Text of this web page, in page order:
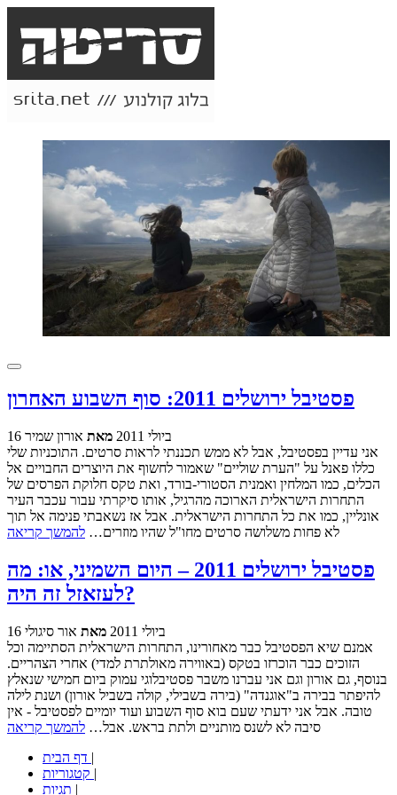
פסטיבל ירושלים 2011: סוף השבוע האחרון
16 ביולי 2011 מאת אורון שמיר
אני עדיין בפסטיבל, אבל לא ממש תכננתי לראות סרטים. התוכניות שלי
כללו פאנל על "הערת שוליים" שאמור לחשוף את היוצרים החבויים אל
הכלים, כמו המלחין ואמנית הסטורי-בורד, ואת טקס חלוקת הפרסים של
התחרות הישראלית הארוכה מהרגיל, אותו סיקרתי עבור עכבר העיר
אונליין, כמו את כל התחרות הישראלית. אבל אז נשאבתי פנימה אל תוך
לא פחות משלושה סרטים מחו"ל שהיו מוזרים… להמשך קריאה
פסטיבל ירושלים 2011 – היום השמיני, או: מה
לעזאזל זה היה?
16 ביולי 2011 מאת אור סיגולי
אמנם שיא הפסטיבל כבר מאחורינו, התחרות הישראלית הסתיימה וכל
הזוכים כבר הוכרזו בטקס (באווירה מאולתרת למדי) אחרי הצהריים.
בנוסף, גם אורון וגם אני עברנו משבר פסטיבלוגי עמוק ביום חמישי שנאלץ
להיפתר בבירה ב"אוגנדה" (בירה בשבילי, קולה בשביל אורון) ושנת לילה
טובה. אבל אני ידעתי שעם בוא סוף השבוע ועוד יומיים לפסטיבל - אין
סיבה לא לשנס מותניים ולתת בראש. אבל… להמשך קריאה
|
|
|